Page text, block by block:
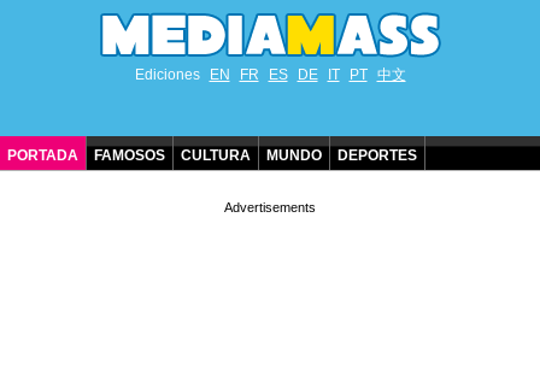
Ediciones EN FR ES DE IT PT 中文
PORTADA FAMOSOS CULTURA MUNDO DEPORTES